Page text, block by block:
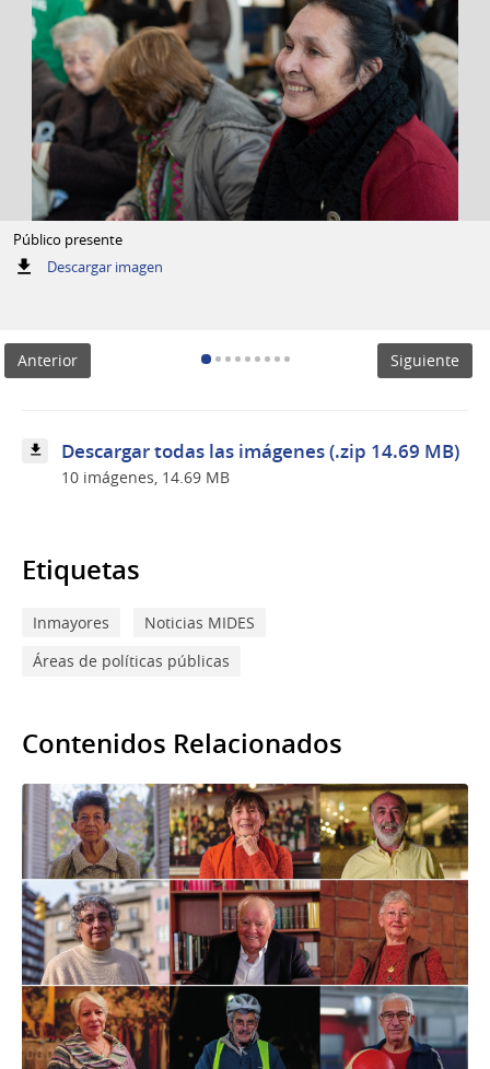
Público presente
Descargar imagen:
Anterior Siguiente
Descargar todas las imágenes (.zip 14.69 MB)
10 imágenes, 14.69 MB
Etiquetas
Inmayores
Noticias MIDES
Áreas de políticas públicas
Contenidos Relacionados